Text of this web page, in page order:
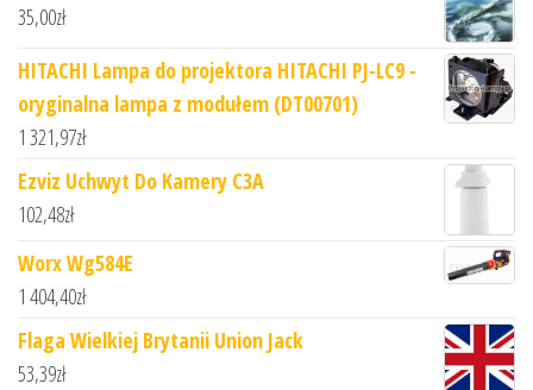
35,00zł
HITACHI Lampa do projektora HITACHI PJ-LC9 -
oryginalna lampa z modułem (DT00701)
1 321,97zł
Ezviz Uchwyt Do Kamery C3A
102,48zł
Worx Wg584E
1 404,40zł
Flaga Wielkiej Brytanii Union Jack
53,39zł